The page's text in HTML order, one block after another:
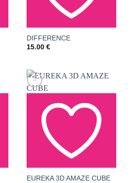
AJOUTER À LA LISTE
DE SOUHAITS
DIFFERENCE
15.00 €
AJOUTER À LA LISTE
EUREKA 3D AMAZE CUBE